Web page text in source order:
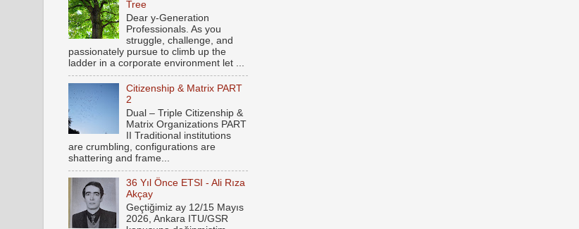
Tree
Dear y-Generation
Professionals. As you
struggle, challenge, and
passionately pursue to climb up the
ladder in a corporate environment let ...
Citizenship & Matrix PART
2
Dual – Triple Citizenship &
Matrix Organizations PART
II Traditional institutions
are crumbling, configurations are
shattering and frame...
36 Yıl Önce ETSI - Ali Rıza
Akçay
Geçtiğimiz ay 12/15 Mayıs
2026, Ankara ITU/GSR